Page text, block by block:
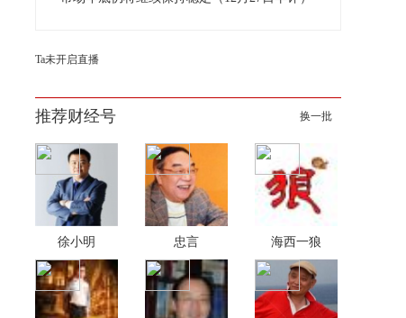
Ta未开启直播
推荐财经号 换一批
徐小明 忠言 海西一狼